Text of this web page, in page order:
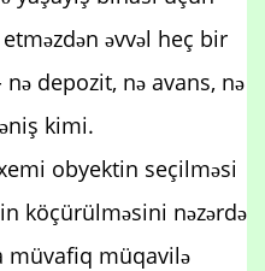
əvvəl heç bir
depozit, nə avans, nə
kimi.
obyektin seçilməsi
köçürülməsini nəzərdə
müvafiq müqavilə